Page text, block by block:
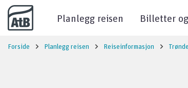
Til innhold
Planlegg reisen Billetter
Forside Planlegg reisen Reiseinformasjon